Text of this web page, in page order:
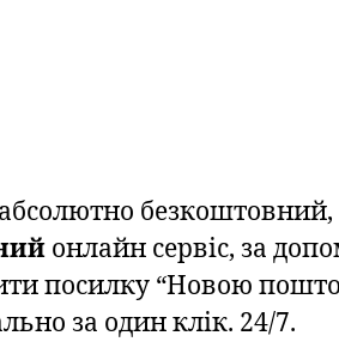
безкоштовний,
онлайн сервіс, за
посилку “Новою
за один клік. 24/7.